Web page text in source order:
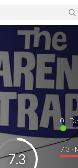
7.3
0 ·
7.3 ·